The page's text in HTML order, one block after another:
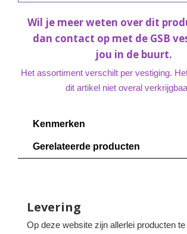
Wil je meer weten over dit
dan contact op met de GSB
jou in de buurt.
Het assortiment verschilt per vestiging.
dit artikel niet overal
Kenmerken
Gerelateerde producten
Levering
Op deze website zijn allerlei producten te